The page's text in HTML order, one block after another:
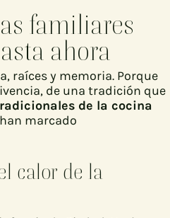
familiares
ahora
raíces y memoria. Porque
de una tradición que
de la cocina
marcado
calor de la